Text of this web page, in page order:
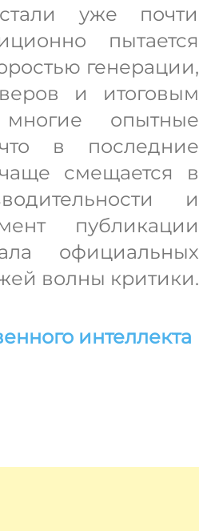
уже почти
пытается
генерации,
и итоговым
опытные
что в последние
смещается в
и
публикации
официальных
волны критики.
интеллекта